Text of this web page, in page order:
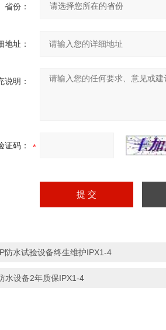
省份：
地址：
说明：
证码：
防水试验设备终生维护IPX1-4
水设备2年质保IPX1-4